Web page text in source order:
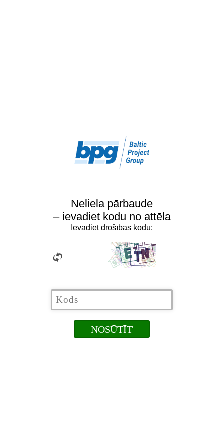
Neliela pārbaude
– ievadiet kodu no attēla
Ievadiet drošības kodu: